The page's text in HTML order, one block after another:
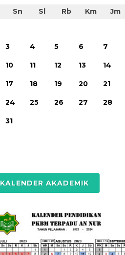
Sn Sl Rb Km Jm
3 4 5 6 7
10 11 12 13 14
17 18 19 20 21
24 25 26 27 28
31
KALENDER AKADEMIK